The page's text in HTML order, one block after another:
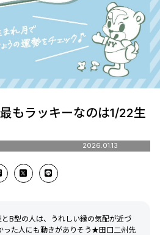
もラッキーなのは1/22生
2026.01.13
B型の人は、うれしい縁の気配が近づ
った人にも動きがありそう★田口二州先